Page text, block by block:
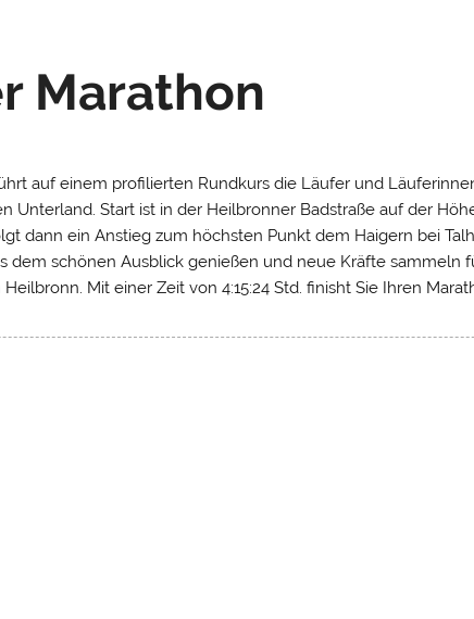
Marathon
auf einem profilierten Rundkurs die Läufer und
Unterland. Start ist in der Heilbronner Badstraße auf der
dann ein Anstieg zum höchsten Punkt dem Haigern bei
dem schönen Ausblick genießen und neue Kräfte sammeln
Mit einer Zeit von 4:15:24 Std. finisht Sie Ihren